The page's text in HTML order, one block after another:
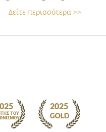
Δείτε περισσότερα >>